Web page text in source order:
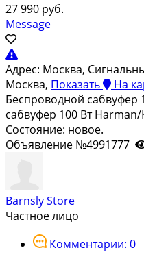
27 990 руб.
Message
Адрес: Москва,
Москва, Показать На
Беспроводной сабвуфер
сабвуфер 100 Вт
Состояние: новое.
Объявление №4991777
Barnsly Store
Частное лицо
Комментарии: 0